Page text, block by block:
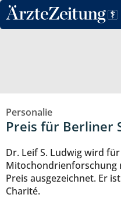
Direkt zum Inhaltsbereich
Personalie
Preis für Berliner
Dr. Leif S. Ludwig wird
Mitochondrienforschung
Preis ausgezeichnet. Er
Charité.